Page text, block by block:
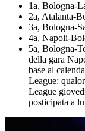
1a, Bologna-
2a, Atalanta-
3a, Bologna-
4a, Napoli-
5a, Bologna-
della gara
base al
League:
League
posticipata a